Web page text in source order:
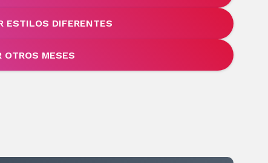
ESTILOS DIFERENTES
OTROS MESES